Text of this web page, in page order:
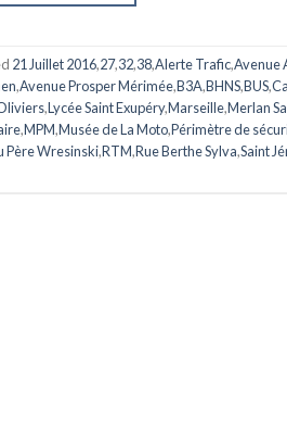
21 Juillet 2016,27,32,38,Alerte Trafic,Avenue
,Avenue Prosper Mérimée,B3A,BHNS,BUS,
,Lycée Saint Exupéry,Marseille,Merlan
,MPM,Musée de La Moto,Périmètre de
Père Wresinski,RTM,Rue Berthe Sylva,Saint